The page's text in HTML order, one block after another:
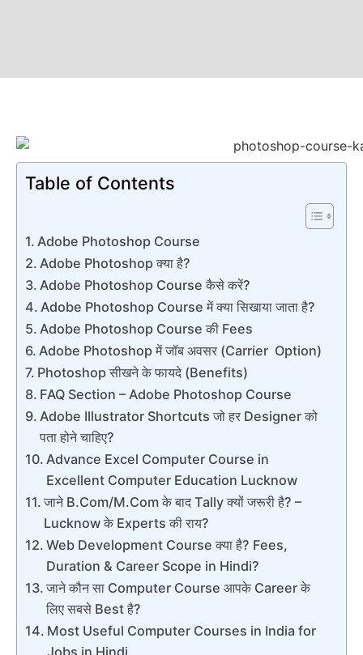
Table of Contents
Adobe Photoshop Course
Adobe Photoshop क्या है?
Adobe Photoshop Course कैसे करें?
Adobe Photoshop Course में क्या सिखाया जाता है?
Adobe Photoshop Course की Fees
Adobe Photoshop में जॉब अवसर (Carrier Option)
Photoshop सीखने के फायदे (Benefits)
FAQ Section – Adobe Photoshop Course
Adobe Illustrator Shortcuts जो हर Designer को
पता होने चाहिए?
Advance Excel Computer Course in
Excellent Computer Education Lucknow
जाने B.Com/M.Com के बाद Tally क्यों जरूरी है? –
Lucknow के Experts की राय?
Web Development Course क्या है? Fees,
Duration & Career Scope in Hindi?
जाने कौन सा Computer Course आपके Career के
लिए सबसे Best है?
Most Useful Computer Courses in India for
Jobs in Hindi